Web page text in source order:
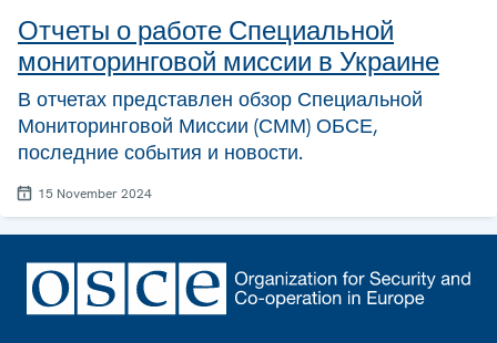
Отчеты о работе Специальной
мониторинговой миссии в Украине
В отчетах представлен обзор Специальной
Мониторинговой Миссии (СММ) ОБСЕ,
последние события и новости.
15 November 2024